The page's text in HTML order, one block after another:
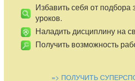
Вступительная часть:
Праздники — это часть культуры
другой народ, недостаточно знать
познакомиться с его историей и
даже открытие железнодорожного
Избавить себя от подбора
уроков.
Наладить дисциплину на
Получить возможность
=> ПОЛУЧИТЬ